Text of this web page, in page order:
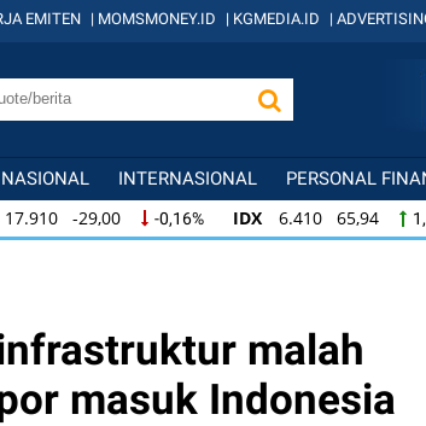
EMITEN | MOMSMONEY.ID | KGMEDIA.ID |
NASIONAL INTERNASIONAL PERSONAL
17.910 -29,00 -0,16% IDX 6.410 65,94
17.910 -29,00 -0,16% IDX 6.410 65,94
malah
masuk Indonesia